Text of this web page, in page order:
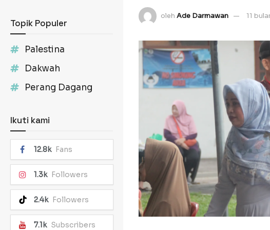
Topik Populer
Palestina
Dakwah
Perang Dagang
Ikuti kami
12.8k Fans
1.3k Followers
2.4k Followers
7.1k Subscribers
oleh Ade Darmawan 11